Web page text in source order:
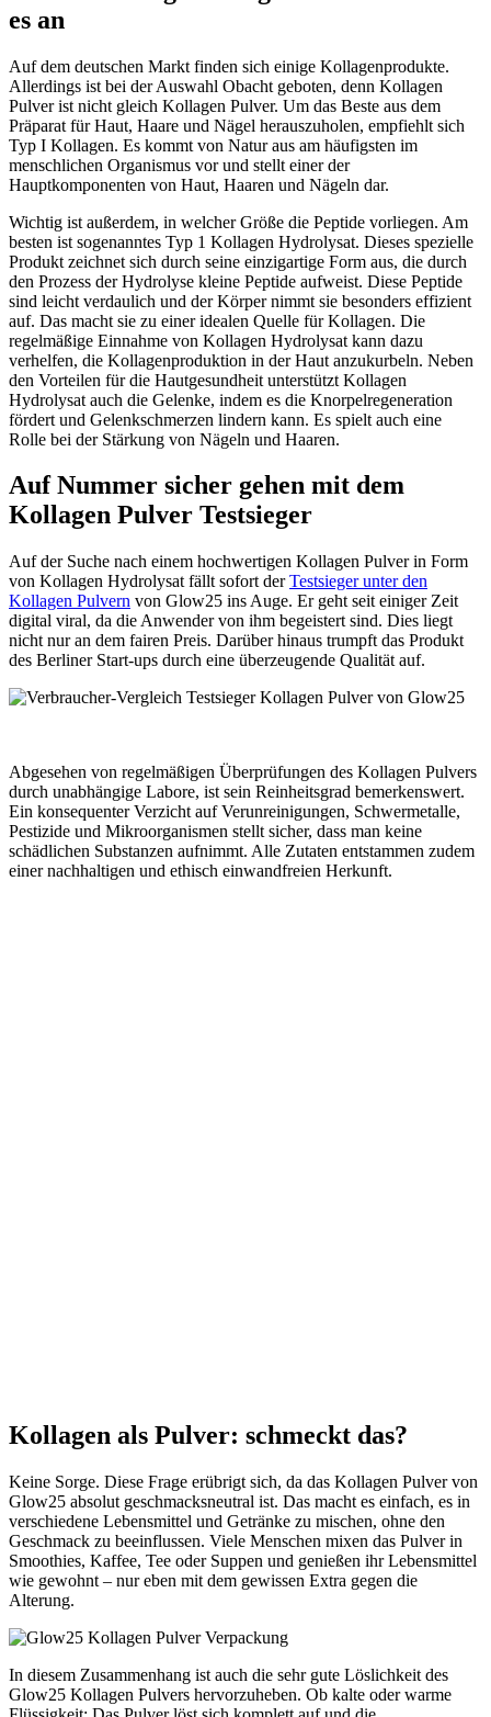
es an
Auf dem deutschen Markt finden sich einige Kollagenprodukte.
Allerdings ist bei der Auswahl Obacht geboten, denn Kollagen
Pulver ist nicht gleich Kollagen Pulver. Um das Beste aus dem
Präparat für Haut, Haare und Nägel herauszuholen, empfiehlt sich
Typ I Kollagen. Es kommt von Natur aus am häufigsten im
menschlichen Organismus vor und stellt einer der
Hauptkomponenten von Haut, Haaren und Nägeln dar.
Wichtig ist außerdem, in welcher Größe die Peptide vorliegen. Am
besten ist sogenanntes Typ 1 Kollagen Hydrolysat. Dieses spezielle
Produkt zeichnet sich durch seine einzigartige Form aus, die durch
den Prozess der Hydrolyse kleine Peptide aufweist. Diese Peptide
sind leicht verdaulich und der Körper nimmt sie besonders effizient
auf. Das macht sie zu einer idealen Quelle für Kollagen. Die
regelmäßige Einnahme von Kollagen Hydrolysat kann dazu
verhelfen, die Kollagenproduktion in der Haut anzukurbeln. Neben
den Vorteilen für die Hautgesundheit unterstützt Kollagen
Hydrolysat auch die Gelenke, indem es die Knorpelregeneration
fördert und Gelenkschmerzen lindern kann. Es spielt auch eine
Rolle bei der Stärkung von Nägeln und Haaren.
Auf Nummer sicher gehen mit dem
Kollagen Pulver Testsieger
Auf der Suche nach einem hochwertigen Kollagen Pulver in Form
von Kollagen Hydrolysat fällt sofort derTestsieger unter den
Kollagen Pulvern von Glow25 ins Auge. Er geht seit einiger Zeit
digital viral, da die Anwender von ihm begeistert sind. Dies liegt
nicht nur an dem fairen Preis. Darüber hinaus trumpft das Produkt
des Berliner Start-ups durch eine überzeugende Qualität auf.
Abgesehen von regelmäßigen Überprüfungen des Kollagen Pulvers
durch unabhängige Labore, ist sein Reinheitsgrad bemerkenswert.
Ein konsequenter Verzicht auf Verunreinigungen, Schwermetalle,
Pestizide und Mikroorganismen stellt sicher, dass man keine
schädlichen Substanzen aufnimmt. Alle Zutaten entstammen zudem
einer nachhaltigen und ethisch einwandfreien Herkunft.
Kollagen als Pulver: schmeckt das?
Keine Sorge. Diese Frage erübrigt sich, da das Kollagen Pulver von
Glow25 absolut geschmacksneutral ist. Das macht es einfach, es in
verschiedene Lebensmittel und Getränke zu mischen, ohne den
Geschmack zu beeinflussen. Viele Menschen mixen das Pulver in
Smoothies, Kaffee, Tee oder Suppen und genießen ihr Lebensmittel
wie gewohnt – nur eben mit dem gewissen Extra gegen die
Alterung.
In diesem Zusammenhang ist auch die sehr gute Löslichkeit des
Glow25 Kollagen Pulvers hervorzuheben. Ob kalte oder warme